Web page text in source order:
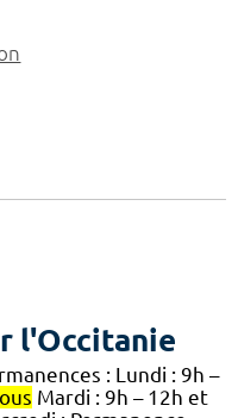
l'Occitanie
: Lundi : 9h –
Mardi : 9h – 12h et